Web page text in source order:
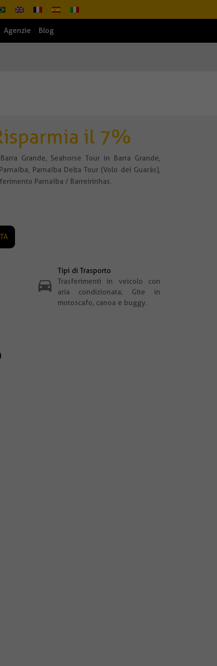
Agenzie Blog
il 7%
Grande, Seahorse Tour in Barra Grande,
Parnaíba Delta Tour (Volo dei Guarás),
Parnaíba / Barreirinhas.
Tipi di Trasporto
Trasferimenti in veicolo con
aria condizionata; Gite in
motoscafo, canoa e buggy.